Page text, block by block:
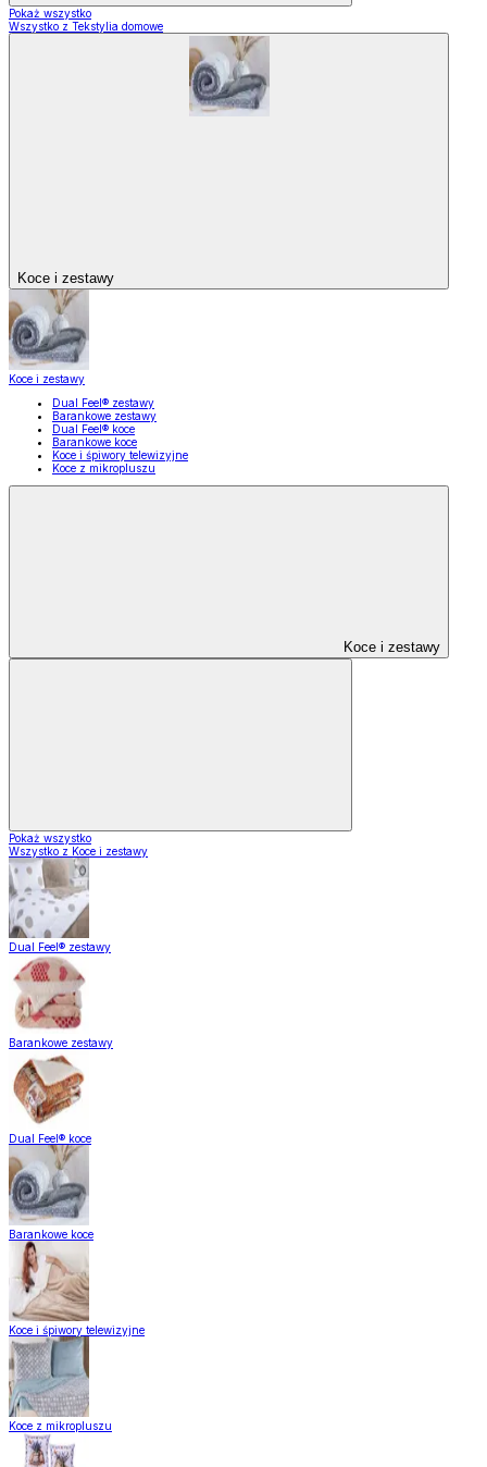
Pokaż wszystko
Wszystko z Tekstylia domowe
Koce i zestawy
Koce i zestawy
Dual Feel® zestawy
Barankowe zestawy
Dual Feel® koce
Barankowe koce
Koce i śpiwory telewizyjne
Koce z mikropluszu
Koce i zestawy
Pokaż wszystko
Wszystko z Koce i zestawy
Dual Feel® zestawy
Barankowe zestawy
Dual Feel® koce
Barankowe koce
Koce i śpiwory telewizyjne
Koce z mikropluszu